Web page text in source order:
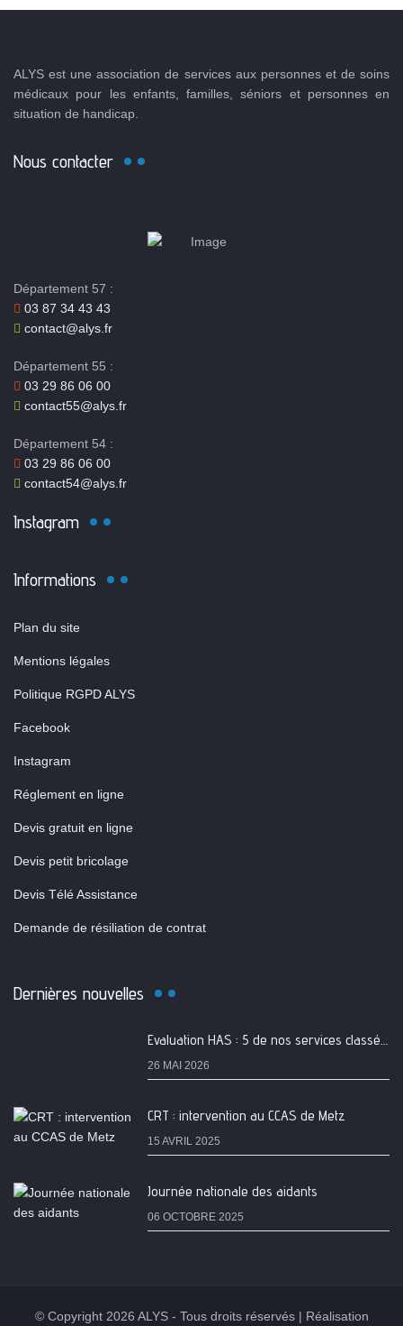
ALYS est une association de services aux personnes et de soins
médicaux pour les enfants, familles, séniors et personnes en
situation de handicap.
Nous contacter
Département 57 :
03 87 34 43 43
contact@alys.fr
Département 55 :
03 29 86 06 00
contact55@alys.fr
Département 54 :
03 29 86 06 00
contact54@alys.fr
Instagram
Informations
Plan du site
Mentions légales
Politique RGPD ALYS
Facebook
Instagram
Réglement en ligne
Devis gratuit en ligne
Devis petit bricolage
Devis Télé Assistance
Demande de résiliation de contrat
Dernières nouvelles
Evaluation HAS : 5 de nos services classés A
26 MAI 2026
CRT : intervention au CCAS de Metz
15 AVRIL 2025
Journée nationale des aidants
06 OCTOBRE 2025
© Copyright 2026 ALYS - Tous droits réservés | Réalisation